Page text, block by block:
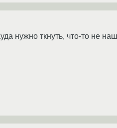
нужно ткнуть, что-то не